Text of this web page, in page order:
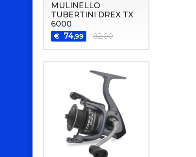
MULINELLO
TUBERTINI DREX TX
6000
€ 74,99 82,00